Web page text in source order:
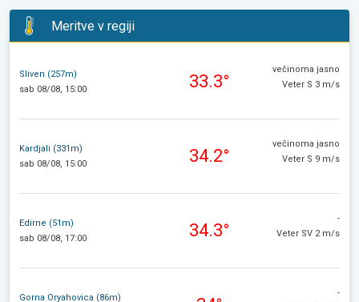
Meritve v regiji
Sliven (257m)
sab 08/08, 15:00
33.3°
večinoma jasno
Veter S 3 m/s
Kardjali (331m)
sab 08/08, 15:00
34.2°
večinoma jasno
Veter S 9 m/s
Edirne (51m)
sab 08/08, 17:00
34.3°
-
Veter SV 2 m/s
Gorna Oryahovica (86m)
-